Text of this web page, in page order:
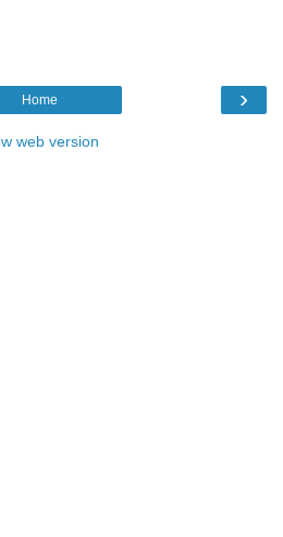
›
Home
web version